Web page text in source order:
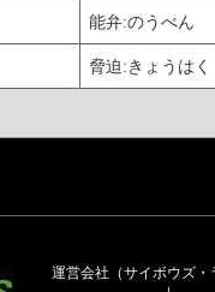
能弁:のうべん
脅迫:きょうはく
運営会社（サイボウズ・